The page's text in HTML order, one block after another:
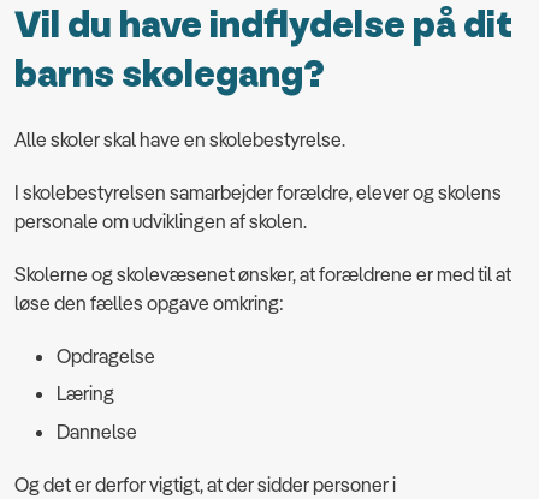
Vil du have indflydelse på dit
barns skolegang?
Alle skoler skal have en skolebestyrelse.
I skolebestyrelsen samarbejder forældre, elever og skolens
personale om udviklingen af skolen.
Skolerne og skolevæsenet ønsker, at forældrene er med til at
løse den fælles opgave omkring:
Opdragelse
Læring
Dannelse
Og det er derfor vigtigt, at der sidder personer i